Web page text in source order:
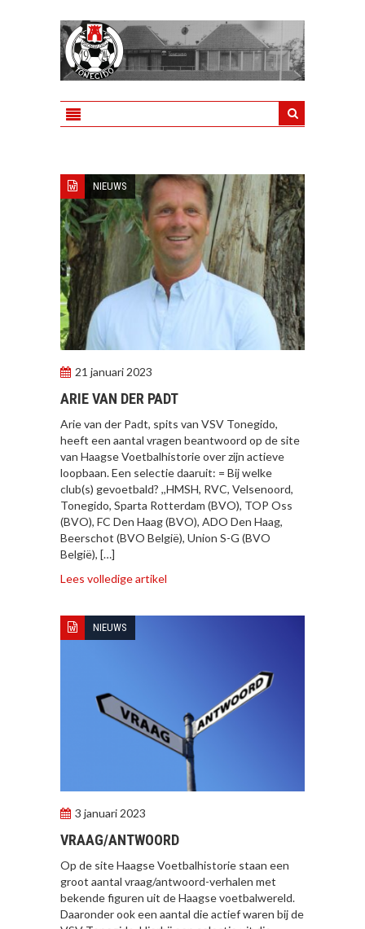
NIEUWS
21 januari 2023
ARIE VAN DER PADT
Arie van der Padt, spits van VSV Tonegido,
heeft een aantal vragen beantwoord op de site
van Haagse Voetbalhistorie over zijn actieve
loopbaan. Een selectie daaruit: = Bij welke
club(s) gevoetbald? ,,HMSH, RVC, Velsenoord,
Tonegido, Sparta Rotterdam (BVO), TOP Oss
(BVO), FC Den Haag (BVO), ADO Den Haag,
Beerschot (BVO België), Union S-G (BVO
België), […]
Lees volledige artikel
NIEUWS
3 januari 2023
VRAAG/ANTWOORD
Op de site Haagse Voetbalhistorie staan een
groot aantal vraag/antwoord-verhalen met
bekende figuren uit de Haagse voetbalwereld.
Daaronder ook een aantal die actief waren bij de